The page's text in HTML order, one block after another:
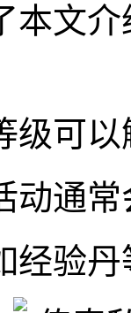
本文
级可
动通
经验丹